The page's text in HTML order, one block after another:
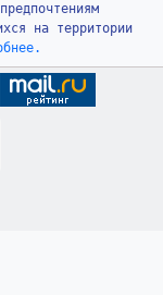
на территории